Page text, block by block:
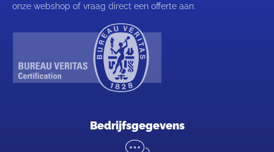
onze webshop of vraag direct een offerte aan.
Bedrijfsgegevens